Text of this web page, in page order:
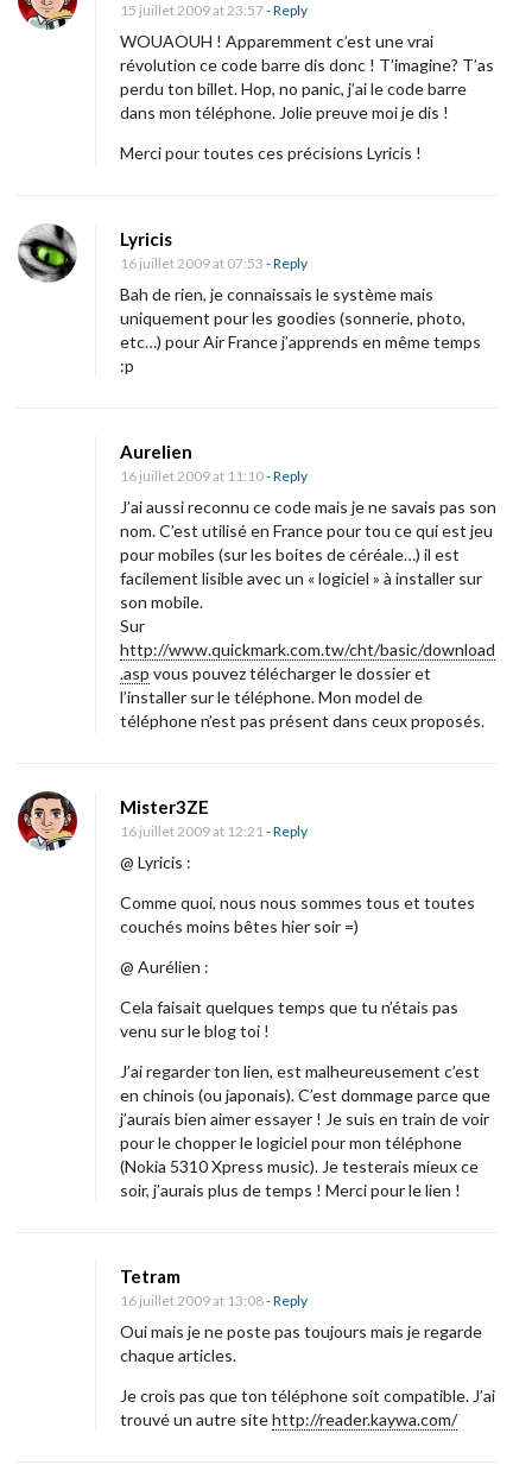
15 juillet 2009 at 23:57- Reply
WOUAOUH ! Apparemment c’est une vrai
révolution ce code barre dis donc ! T’imagine? T’as
perdu ton billet. Hop, no panic, j’ai le code barre
dans mon téléphone. Jolie preuve moi je dis !
Merci pour toutes ces précisions Lyricis !
Lyricis
16 juillet 2009 at 07:53 - Reply
Bah de rien, je connaissais le système mais
uniquement pour les goodies (sonnerie, photo,
etc…) pour Air France j’apprends en même temps
:p
Aurelien
16 juillet 2009 at 11:10- Reply
J’ai aussi reconnu ce code mais je ne savais pas son
nom. C’est utilisé en France pour tou ce qui est jeu
pour mobiles (sur les boites de céréale…) il est
facilement lisible avec un « logiciel » à installer sur
son mobile.
Sur
http://www.quickmark.com.tw/cht/basic/download
.asp vous pouvez télécharger le dossier et
l’installer sur le téléphone. Mon model de
téléphone n’est pas présent dans ceux proposés.
Mister3ZE
16 juillet 2009 at 12:21- Reply
@ Lyricis :
Comme quoi, nous nous sommes tous et toutes
couchés moins bêtes hier soir =)
@ Aurélien :
Cela faisait quelques temps que tu n’étais pas
venu sur le blog toi !
J’ai regarder ton lien, est malheureusement c’est
en chinois (ou japonais). C’est dommage parce que
j’aurais bien aimer essayer ! Je suis en train de voir
pour le chopper le logiciel pour mon téléphone
(Nokia 5310 Xpress music). Je testerais mieux ce
soir, j’aurais plus de temps ! Merci pour le lien !
Tetram
16 juillet 2009 at 13:08- Reply
Oui mais je ne poste pas toujours mais je regarde
chaque articles.
Je crois pas que ton téléphone soit compatible. J’ai
trouvé un autre sitehttp://reader.kaywa.com/